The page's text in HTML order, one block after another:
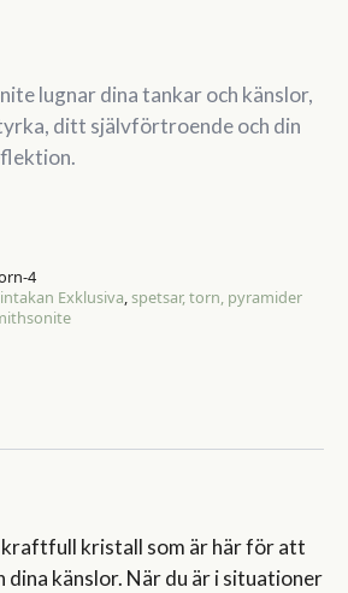
lugnar dina tankar och känslor,
ditt självförtroende och din
4
Exklusiva,spetsar, torn, pyramider
kraftfull kristall som är här för att
dina känslor. När du är i situationer